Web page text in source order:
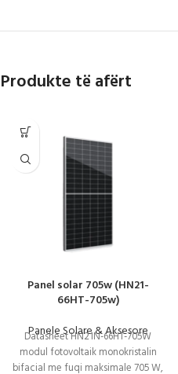
Produkte të afërt
Panel solar 705w (HN21-
66HT-705w)
Panele Solare & Aksesore
Datasheet HN21N-66HT-705W
modul fotovoltaik monokristalin
bifacial me fuqi maksimale 705 W,